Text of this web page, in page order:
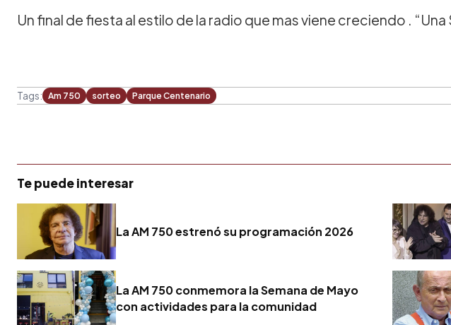
Un final de fiesta al estilo de la radio que mas viene creciendo . “Una
Tags: Am 750 sorteo Parque Centenario
Te puede interesar
La AM 750 estrenó su programación 2026
La AM 750 conmemora la Semana de Mayo
con actividades para la comunidad